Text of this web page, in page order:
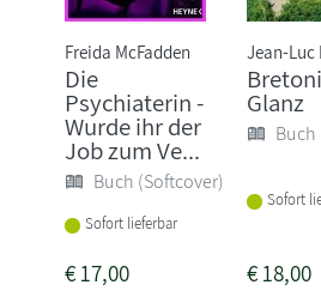
Freida McFadden
Die
Psychiaterin -
Wurde ihr der
Job zum Ve...
Buch (Softcover)
Sofort lieferbar
€17,00
Jean-Luc
Glanz
Buch
Sofort
€18,00